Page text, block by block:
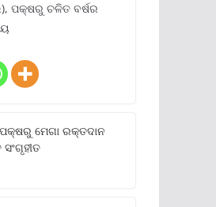
ପକ୍ଷରୁ ଚଳିତ ବର୍ଷର
ମେଗା ରକ୍ତଦାନ